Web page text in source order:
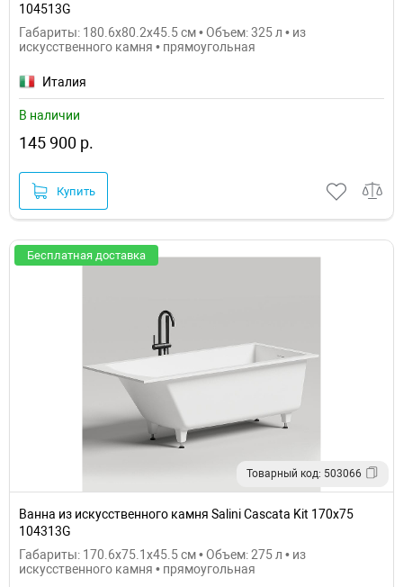
104513G
Габариты: 180.6x80.2x45.5 см • Объем: 325 л • из
искусственного камня • прямоугольная
Италия
В наличии
145 900 р.
Купить
Бесплатная доставка
Товарный код: 503066
Ванна из искусственного камня Salini Cascata Kit 170х75
104313G
Габариты: 170.6x75.1x45.5 см • Объем: 275 л • из
искусственного камня • прямоугольная